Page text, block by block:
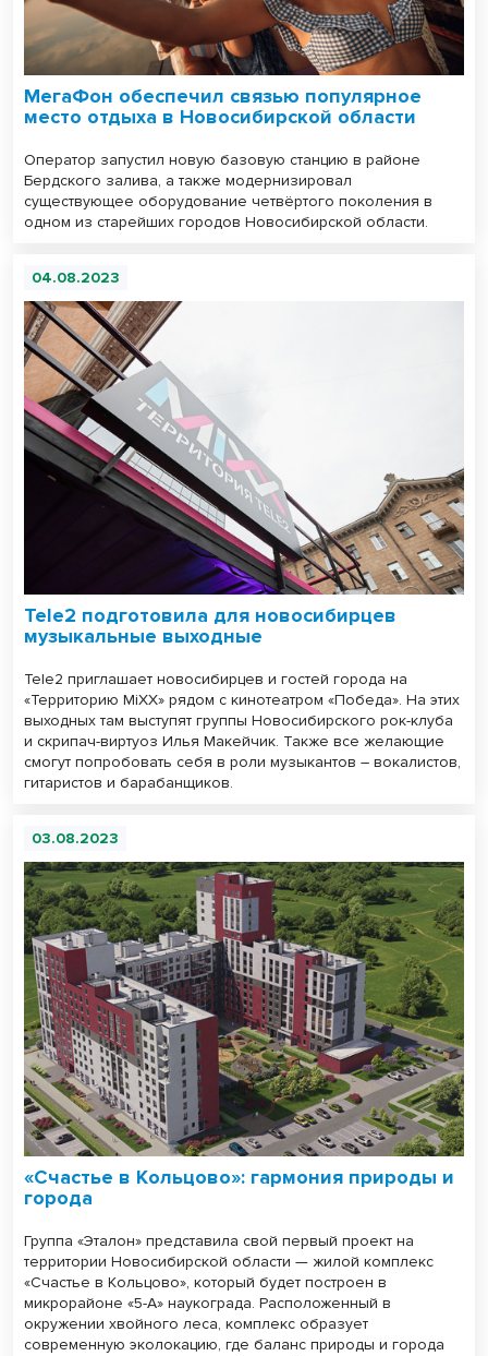
МегаФон обеспечил связью популярное
место отдыха в Новосибирской области
Оператор запустил новую базовую станцию в районе
Бердского залива, а также модернизировал
существующее оборудование четвёртого поколения в
одном из старейших городов Новосибирской области.
04.08.2023
Tele2 подготовила для новосибирцев
музыкальные выходные
Tele2 приглашает новосибирцев и гостей города на
«Территорию MiXX» рядом с кинотеатром «Победа». На этих
выходных там выступят группы Новосибирского рок-клуба
и скрипач-виртуоз Илья Макейчик. Также все желающие
смогут попробовать себя в роли музыкантов – вокалистов,
гитаристов и барабанщиков.
03.08.2023
«Счастье в Кольцово»: гармония природы и
города
Группа «Эталон» представила свой первый проект на
территории Новосибирской области — жилой комплекс
«Счастье в Кольцово», который будет построен в
микрорайоне «5-А» наукограда. Расположенный в
окружении хвойного леса, комплекс образует
современную эколокацию, где баланс природы и города